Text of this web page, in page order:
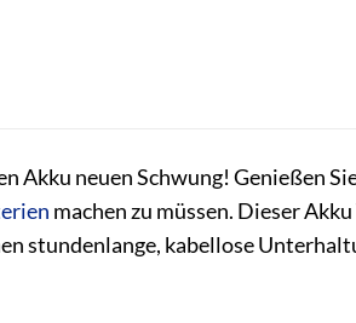
Akku neuen Schwung! Genießen
machen zu müssen. Dieser
stundenlange, kabellose